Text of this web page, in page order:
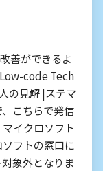
善ができるよ
code Tech
の見解 |ステマ
こちらで発信
イクロソフト
フトの窓口に
象外となりま